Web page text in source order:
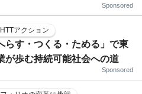
Sponsored
アクション
らす・つくる・ためる」で東
が歩む持続可能社会への道
Sponsored